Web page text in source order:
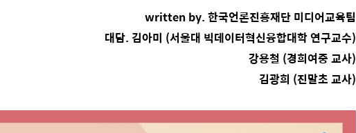
written by. 한국언론진흥재단 미디어교육팀
대담. 김아미 (서울대 빅데이터혁신융합대학 연구교수)
강용철 (경희여중 교사)
김광희 (진말초 교사)